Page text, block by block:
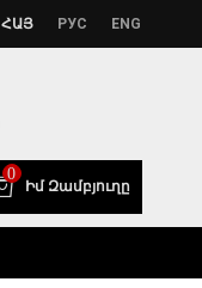
ՀԱՅ РУС ENG
0
Իմ Զամբյուղը